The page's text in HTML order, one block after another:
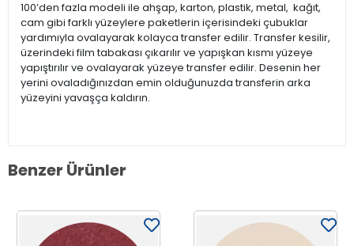
100’den fazla modeli ile ahşap, karton, plastik, metal, kağıt,
cam gibi farklı yüzeylere paketlerin içerisindeki çubuklar
yardımıyla ovalayarak kolayca transfer edilir. Transfer kesilir,
üzerindeki film tabakası çıkarılır ve yapışkan kısmı yüzeye
yapıştırılır ve ovalayarak yüzeye transfer edilir. Desenin her
yerini ovaladığınızdan emin olduğunuzda transferin arka
yüzeyini yavaşça kaldırın.
Benzer Ürünler